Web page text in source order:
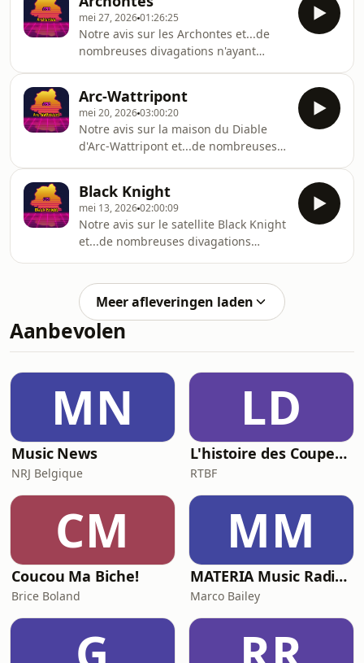
mei 27, 202601:26:25
Notre avis sur les Archontes et...de
nombreuses divagations n'ayant
Arc-Wattripont
mei 20, 202603:00:20
Notre avis sur la maison du Diable
d'Arc-Wattripont et...de nombreuses
Black Knight
mei 13, 202602:00:09
Notre avis sur le satellite Black Knight
et...de nombreuses divagations
Meer afleveringen laden
Aanbevolen
MN
Music News
NRJ Belgique
LD
L'histoire des Coupes du Monde, la géopolitique du ballon rond
RTBF
CM
Coucou Ma Biche!
Brice Boland
MM
MATERIA Music Radio Show by Marco Bailey
Marco Bailey